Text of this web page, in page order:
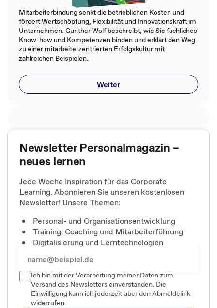
Mitarbeiterbindung senkt die betrieblichen Kosten und
fördert Wertschöpfung, Flexibilität und Innovationskraft im
Unternehmen. Gunther Wolf beschreibt, wie Sie fachliches
Know-how und Kompetenzen binden und erklärt den Weg
zu einer mitarbeiterzentrierten Erfolgskultur mit
zahlreichen Beispielen.
Weiter
Newsletter Personalmagazin –
neues lernen
Jede Woche Inspiration für das Corporate
Learning. Abonnieren Sie unseren kostenlosen
Newsletter! Unsere Themen:
Personal- und Organisationsentwicklung
Training, Coaching und Mitarbeiterführung
Digitalisierung und Lerntechnologien
Ich bin mit der Verarbeitung meiner Daten zum
Versand des Newsletters einverstanden. Die
Einwilligung kann ich jederzeit über den Abmeldelink
widerrufen.